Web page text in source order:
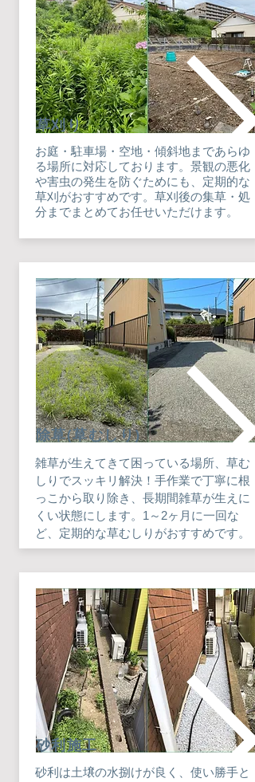
​草刈り
お庭・駐車場・空地・傾斜地まであらゆ
る場所に対応しております。景観の悪化
や害虫の発生を防ぐためにも、定期的な
草刈がおすすめです。草刈後の集草・処
分までまとめてお任せいただけます。
​除草(草むしり)
雑草が生えてきて困っている場所、草む
しりでスッキリ解決！手作業で丁寧に根
っこから取り除き、長期間雑草が生えに
くい状態にします。1～2ヶ月に一回な
ど、定期的な草むしりがおすすめです。
​砂利施工
砂利は土壌の水捌けが良く、使い勝手と